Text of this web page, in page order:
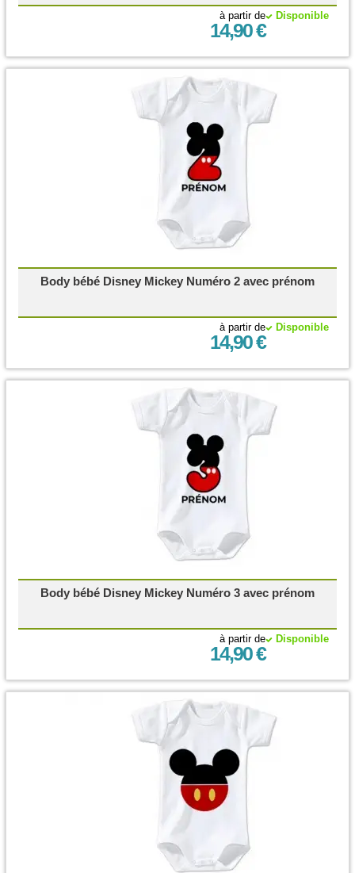
Disponible
à partir de
14,90 €
Body bébé Disney Mickey Numéro 2 avec prénom
Disponible
à partir de
14,90 €
Body bébé Disney Mickey Numéro 3 avec prénom
Disponible
à partir de
14,90 €